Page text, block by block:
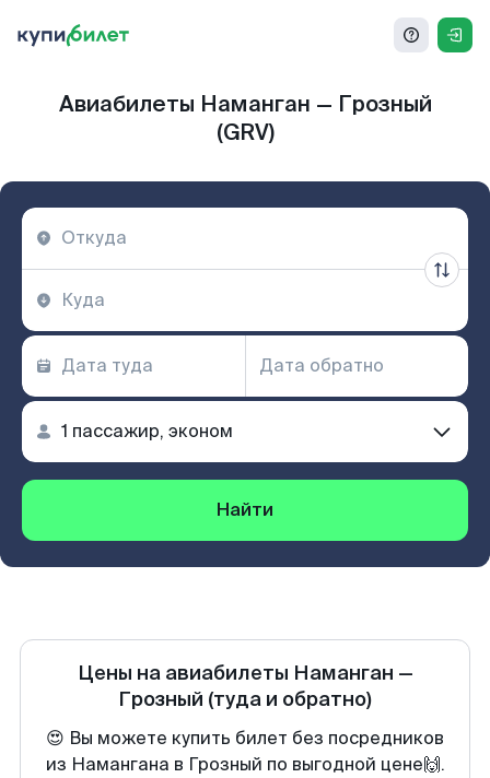
Авиабилеты Наманган — Грозный
(GRV)
Найти
Цены на авиабилеты Наманган —
Грозный (туда и обратно)
😍 Вы можете купить билет без посредников
из Намангана в Грозный по выгодной цене🙌.